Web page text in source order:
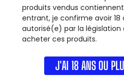
produits vendus
entrant, je confirme avoir 18
autorisé(e) par la législation
acheter ces produits.
J'AI 18 ANS OU
PUISSANCE
1 - 100 W
BOX - Thelema Solo 100W
La marqueLOST VAPEnous